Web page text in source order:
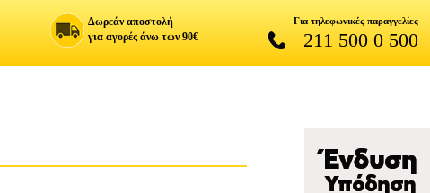
Δωρεάν αποστολή
για αγορές άνω των 90€
Για τηλεφωνικές παραγγελίες
211 500 0 500